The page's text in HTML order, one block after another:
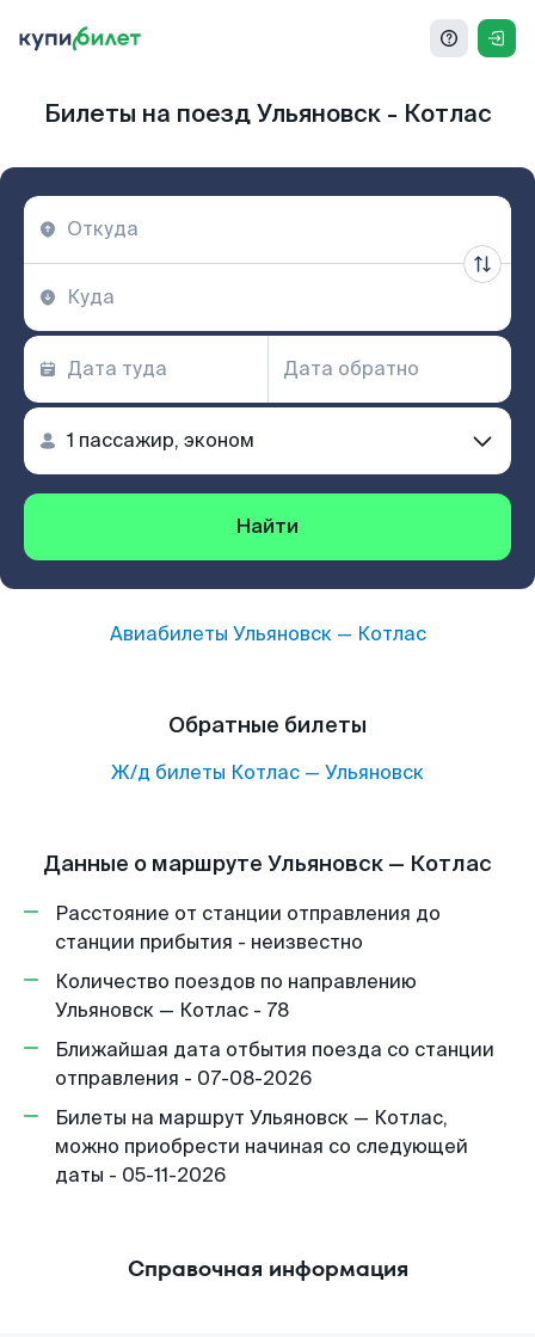
Билеты на поезд Ульяновск - Котлас
Найти
Авиабилеты Ульяновск— Котлас
Обратные билеты
Ж/д билеты Котлас — Ульяновск
Данные о маршруте Ульяновск — Котлас
Расстояние от станции отправления до
станции прибытия - неизвестно
Количество поездов по направлению
Ульяновск — Котлас - 78
Ближайшая дата отбытия поезда со станции
отправления - 07-08-2026
Билеты на маршрут Ульяновск — Котлас,
можно приобрести начиная со следующей
даты - 05-11-2026
Справочная информация